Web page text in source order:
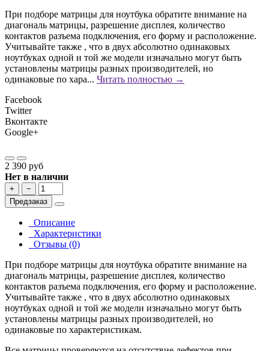
При подборе матрицы для ноутбука обратите внимание на
диагональ матрицы, разрешение дисплея, количество
контактов разъема подключения, его форму и расположение.
Учитывайте также , что в двух абсолютно одинаковых
ноутбуках одной и той же модели изначально могут быть
установлены матрицы разных производителей, но
одинаковые по хара... Читать полностью →
Facebook
Twitter
Вконтакте
Google+
2 390 руб
Нет в наличии
+
−
Предзаказ
Описание
Характеристики
Отзывы (0)
При подборе матрицы для ноутбука обратите внимание на
диагональ матрицы, разрешение дисплея, количество
контактов разъема подключения, его форму и расположение.
Учитывайте также , что в двух абсолютно одинаковых
ноутбуках одной и той же модели изначально могут быть
установлены матрицы разных производителей, но
одинаковые по характеристикам.